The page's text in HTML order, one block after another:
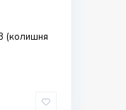
(колишня